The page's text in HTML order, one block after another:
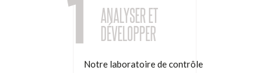
1
ANALYSER ET
DÉVELOPPER
Notre laboratoire de contrôle